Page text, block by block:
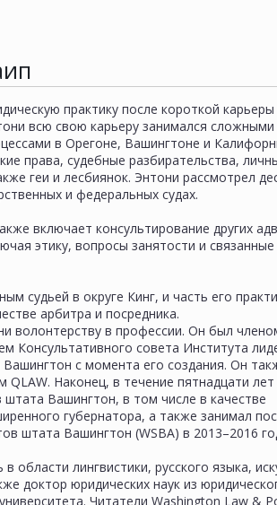
практику после короткой карьеры
всю свою карьеру занимался сложными
в Орегоне, Вашингтоне и
права, судебные разбирательства,
геи и лесбиянок. Энтони рассмотрел
и федеральных судах.
включает консультирование других
этику, вопросы занятости и связанные
судьей в округе Кинг, и часть его
арбитра и посредника.
волонтерству в профессии. Он был
Консультативного совета Института
с момента его создания. Он
QLAW. Наконец, в течение пятнадцати
Вашингтон, в том числе в качестве
губернатора, а также занимал
штата Вашингтон (WSBA) в 2013–2016
области лингвистики, русского языка,
доктор юридических наук из
Читатели Washington Law &